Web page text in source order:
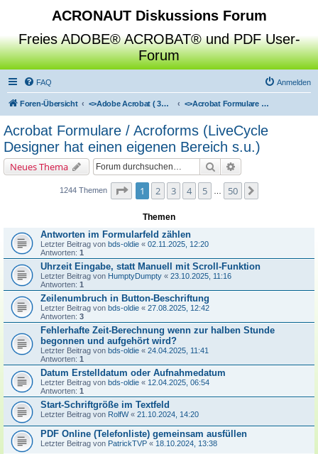
ACRONAUT Diskussions Forum
Freies ADOBE® ACROBAT® und PDF User-
Forum
FAQ Anmelden
Foren-Übersicht <>Adobe Acrobat ( 3D / Professional / Standard / Reader / Distiller ) <>Acrobat Formulare / Acroforms (LiveCycle Designer hat einen eigenen Bereich s.u.)
Acrobat Formulare / Acroforms (LiveCycle
Designer hat einen eigenen Bereich s.u.)
Neues Thema Suche
1244 Themen Seite von
1 2 3 4 5 50
Themen
Antworten im Formularfeld zählen
Letzter Beitrag von bds-oldie « 02.11.2025, 12:20
Antworten: 1
Uhrzeit Eingabe, statt Manuell mit Scroll-Funktion
Letzter Beitrag von HumptyDumpty « 23.10.2025, 11:16
Antworten: 1
Zeilenumbruch in Button-Beschriftung
Letzter Beitrag von bds-oldie « 27.08.2025, 12:42
Antworten: 3
Fehlerhafte Zeit-Berechnung wenn zur halben Stunde
begonnen und aufgehört wird?
Letzter Beitrag von bds-oldie « 24.04.2025, 11:41
Antworten: 1
Datum Erstelldatum oder Aufnahmedatum
Letzter Beitrag von bds-oldie « 12.04.2025, 06:54
Antworten: 1
Start-Schriftgröße im Textfeld
Letzter Beitrag von RolfW« 21.10.2024, 14:20
PDF Online (Telefonliste) gemeinsam ausfüllen
Letzter Beitrag von PatrickTVP « 18.10.2024, 13:38